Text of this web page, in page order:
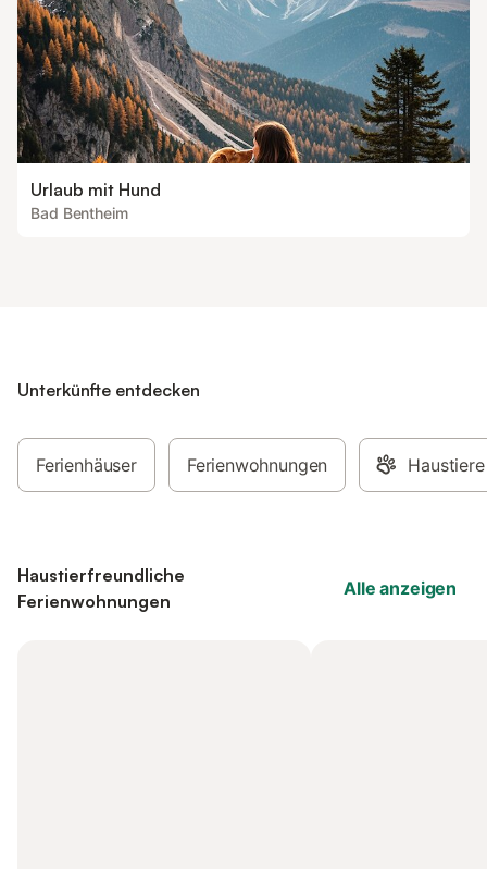
Urlaub mit Hund
Bad Bentheim
Unterkünfte entdecken
Ferienhäuser Ferienwohnungen
Haustierfreundliche
Ferienwohnungen
Alle anzeigen